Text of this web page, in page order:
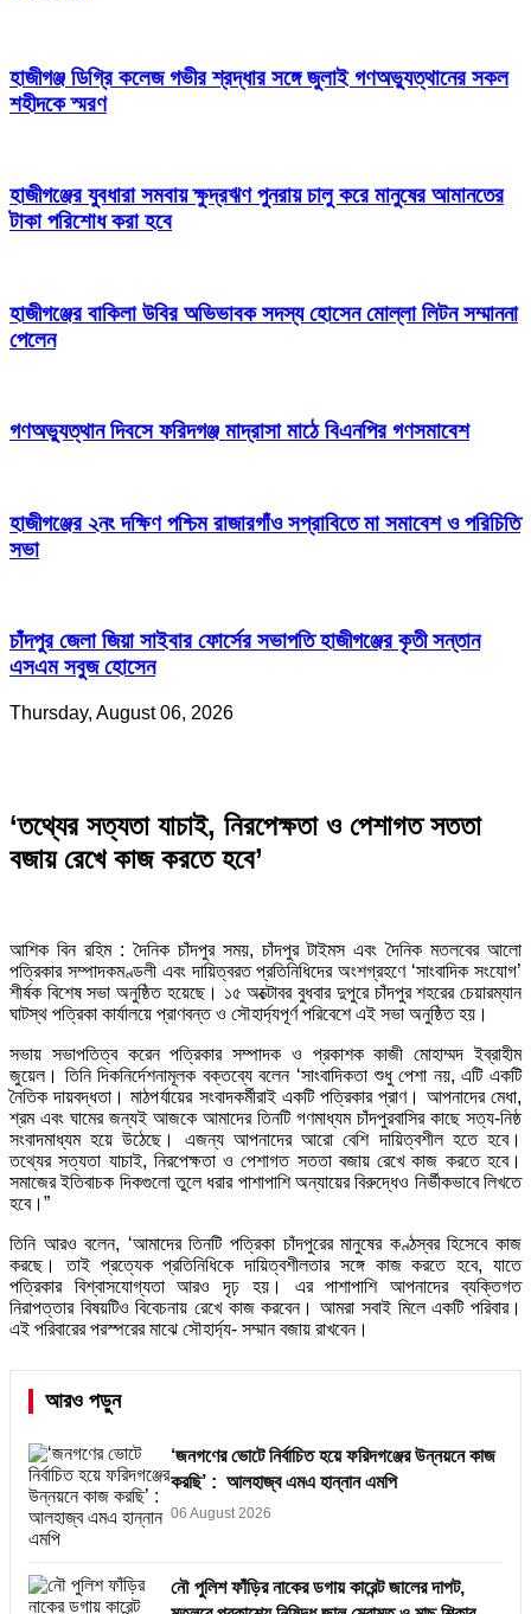
হাজীগঞ্জ ডিগ্রি কলেজ গভীর শ্রদ্ধার সঙ্গে জুলাই গণঅভ্যুত্থানের সকল
শহীদকে স্মরণ
হাজীগঞ্জের যুবধারা সমবায় ক্ষুদ্রঋণ পুনরায় চালু করে মানুষের আমানতের
টাকা পরিশোধ করা হবে
হাজীগঞ্জের বাকিলা উবির অভিভাবক সদস্য হোসেন মোল্লা লিটন সম্মাননা
পেলেন
গণঅভ্যুত্থান দিবসে ফরিদগঞ্জ মাদ্রাসা মাঠে বিএনপির গণসমাবেশ
হাজীগঞ্জের ২নং দক্ষিণ পশ্চিম রাজারগাঁও সপ্রাবিতে মা সমাবেশ ও পরিচিতি
সভা
চাঁদপুর জেলা জিয়া সাইবার ফোর্সের সভাপতি হাজীগঞ্জের কৃতী সন্তান
এসএম সবুজ হোসেন
Thursday, August 06, 2026
‘তথ্যের সত্যতা যাচাই, নিরপেক্ষতা ও পেশাগত সততা
বজায় রেখে কাজ করতে হবে’
আশিক বিন রহিম : দৈনিক চাঁদপুর সময়, চাঁদপুর টাইমস এবং দৈনিক মতলবের আলো
পত্রিকার সম্পাদকমণ্ডলী এবং দায়িত্বরত প্রতিনিধিদের অংশগ্রহণে ‘সাংবাদিক সংযোগ’
শীর্ষক বিশেষ সভা অনুষ্ঠিত হয়েছে। ১৫ অক্টোবর বুধবার দুপুরে চাঁদপুর শহরের চেয়ারম্যান
ঘাটস্থ পত্রিকা কার্যালয়ে প্রাণবন্ত ও সৌহার্দ্যপূর্ণ পরিবেশে এই সভা অনুষ্ঠিত হয়।
সভায় সভাপতিত্ব করেন পত্রিকার সম্পাদক ও প্রকাশক কাজী মোহাম্মদ ইব্রাহীম
জুয়েল। তিনি দিকনির্দেশনামূলক বক্তব্যে বলেন ‘সাংবাদিকতা শুধু পেশা নয়, এটি একটি
নৈতিক দায়বদ্ধতা। মাঠপর্যায়ের সংবাদকর্মীরাই একটি পত্রিকার প্রাণ। আপনাদের মেধা,
শ্রম এবং ঘামের জন্যই আজকে আমাদের তিনটি গণমাধ্যম চাঁদপুরবাসির কাছে সত্য-নিষ্ঠ
সংবাদমাধ্যম হয়ে উঠেছে। এজন্য আপনাদের আরো বেশি দায়িত্বশীল হতে হবে।
তথ্যের সত্যতা যাচাই, নিরপেক্ষতা ও পেশাগত সততা বজায় রেখে কাজ করতে হবে।
সমাজের ইতিবাচক দিকগুলো তুলে ধরার পাশাপাশি অন্যায়ের বিরুদ্ধেও নির্ভীকভাবে লিখতে
হবে।”
তিনি আরও বলেন, ‘আমাদের তিনটি পত্রিকা চাঁদপুরের মানুষের কণ্ঠস্বর হিসেবে কাজ
করছে। তাই প্রত্যেক প্রতিনিধিকে দায়িত্বশীলতার সঙ্গে কাজ করতে হবে, যাতে
পত্রিকার বিশ্বাসযোগ্যতা আরও দৃঢ় হয়। এর পাশাপাশি আপনাদের ব্যক্তিগত
নিরাপত্তার বিষয়টিও বিবেচনায় রেখে কাজ করবেন। আমরা সবাই মিলে একটি পরিবার।
এই পরিবারের পরস্পরের মাঝে সৌহার্দ্য- সম্মান বজায় রাখবেন।
আরও পড়ুন
‘জনগণের ভোটে নির্বাচিত হয়ে ফরিদগঞ্জের উন্নয়নে কাজ
করছি’ : আলহাজ্ব এমএ হান্নান এমপি
06 August 2026
নৌ পুলিশ ফাঁড়ির নাকের ডগায় কারেন্ট জালের দাপট,